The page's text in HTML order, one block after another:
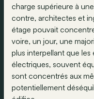
charge supérieure à
contre, architectes et
étage pouvait
voire, un jour, une
plus interpellant que les
électriques, souvent
sont concentrés aux
potentiellement